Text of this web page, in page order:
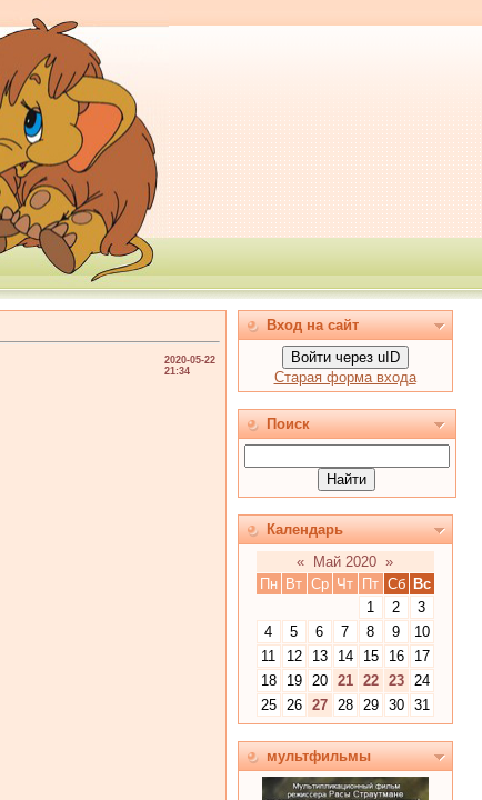
2020-05-22
21:34
Вход на сайт
Войти через uID
Старая форма входа
Поиск
Календарь
«
Май 2020 »
Пн
Вт Ср Чт Пт Сб
Вс
1
2
3
4
5 6 7 8 9
10
11
12 13 14 15 16
17
18
19 20 21 22 23
24
25
26 27 28 29 30 31
мультфильмы